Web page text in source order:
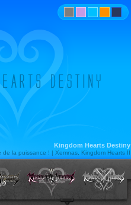
Kingdom Hearts Destiny
de la puissance ! | Xemnas, Kingdom Hearts II